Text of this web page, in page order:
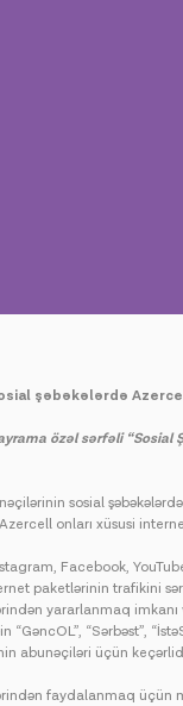
şəbəkələrdə
özəl sərfəli “Sosial
sosial
onları xüsusi
Facebook,
paketlərinin trafikini
yararlanmaq
“GəncOL”, “Sərbəst”,
abunəçiləri üçün
faydalanmaq üçün